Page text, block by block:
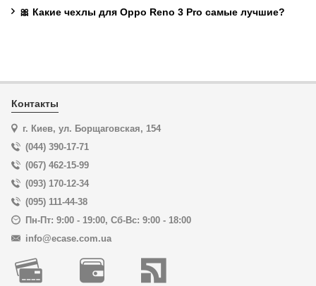
🎀 Какие чехлы для Oppo Reno 3 Pro самые лучшие?
Контакты
г. Киев, ул. Борщаговская, 154
(044) 390-17-71
(067) 462-15-99
(093) 170-12-34
(095) 111-44-38
Пн-Пт: 9:00 - 19:00, Сб-Вс: 9:00 - 18:00
info@ecase.com.ua